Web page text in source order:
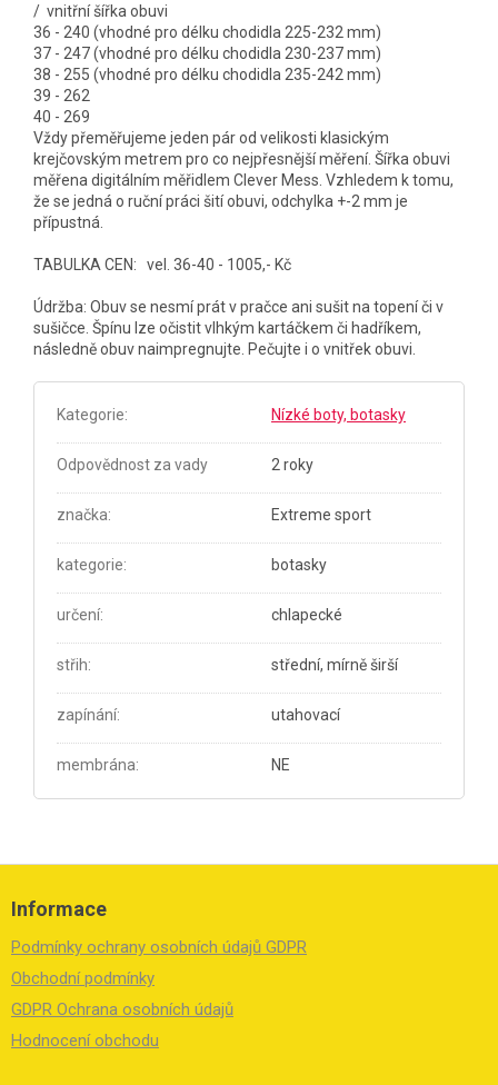
/ vnitřní šířka obuvi
36 - 240 (vhodné pro délku chodidla 225-232 mm)
37 - 247 (vhodné pro délku chodidla 230-237 mm)
38 - 255 (vhodné pro délku chodidla 235-242 mm)
39 - 262
40 - 269
Vždy přeměřujeme jeden pár od velikosti klasickým
krejčovským metrem pro co nejpřesnější měření. Šířka obuvi
měřena digitálním měřidlem Clever Mess. Vzhledem k tomu,
že se jedná o ruční práci šití obuvi, odchylka +-2 mm je
přípustná.
TABULKA CEN: vel. 36-40 - 1005,- Kč
Údržba: Obuv se nesmí prát v pračce ani sušit na topení či v
sušičce. Špínu lze očistit vlhkým kartáčkem či hadříkem,
následně obuv naimpregnujte. Pečujte i o vnitřek obuvi.
Kategorie: Nízké boty, botasky
Odpovědnost za vady 2 roky
značka: Extreme sport
kategorie: botasky
určení: chlapecké
střih: střední, mírně širší
zapínání: utahovací
membrána: NE
Z
Informace
Podmínky ochrany osobních údajů GDPR
Obchodní podmínky
GDPR Ochrana osobních údajů
Hodnocení obchodu